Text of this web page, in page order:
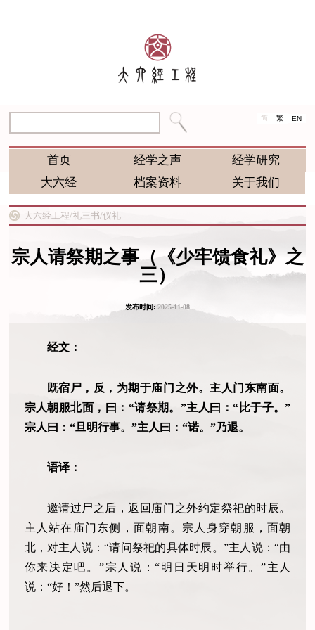
简 繁 EN
首页 经学之声
经学研究
大六经
档案资料 关于我们
大六经工程/礼三书/仪礼
宗人请祭期之事（《少牢馈食礼》之
三）
发布时间:2025-11-08
经文：
既宿尸，反，为期于庙门之外。主人门东南面。
宗人朝服北面，曰：“请祭期。”主人曰：“比于子。”
宗人曰：“旦明行事。”主人曰：“诺。”乃退。
语译：
邀请过尸之后，返回庙门之外约定祭祀的时辰。
主人站在庙门东侧，面朝南。宗人身穿朝服，面朝
北，对主人说：“请问祭祀的具体时辰。”主人说：“由
你来决定吧。”宗人说：“明日天明时举行。”主人
说：“好！”然后退下。